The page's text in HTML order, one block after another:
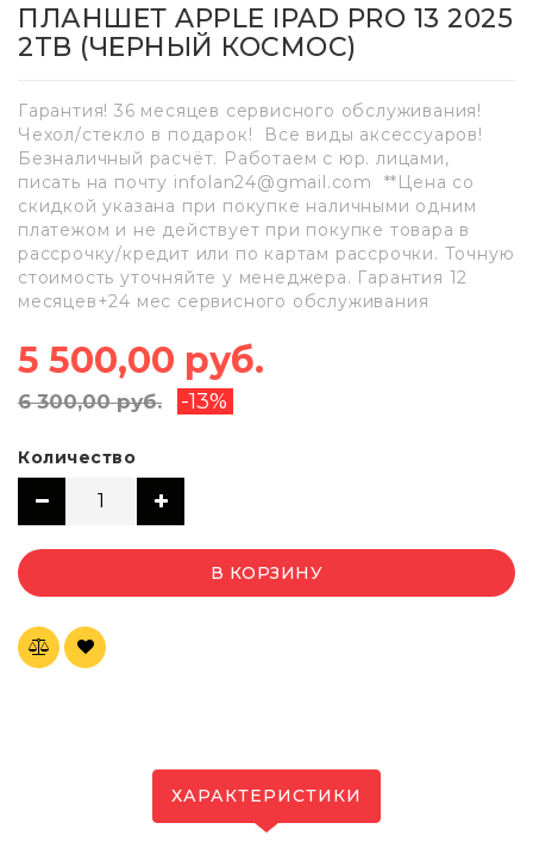
ПЛАНШЕТ APPLE IPAD PRO 13 2025
2TB (ЧЕРНЫЙ КОСМОС)
Гарантия! 36 месяцев сервисного обслуживания!
Чехол/стекло в подарок! Все виды аксессуаров!
Безналичный расчёт. Работаем с юр. лицами,
писать на почту infolan24@gmail.com **Цена со
скидкой указана при покупке наличными одним
платежом и не действует при покупке товара в
рассрочку/кредит или по картам рассрочки. Точную
стоимость уточняйте у менеджера. Гарантия 12
месяцев+24 мес сервисного обслуживания
5 500,00 руб.
6 300,00 руб. -13%
Количество
В КОРЗИНУ
ХАРАКТЕРИСТИКИ